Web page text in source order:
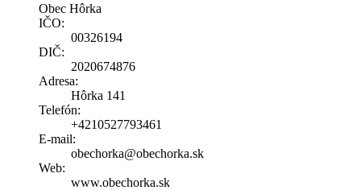
Obec Hôrka
IČO:
00326194
DIČ:
2020674876
Adresa:
Hôrka 141
Telefón:
+4210527793461
E-mail:
obechorka@obechorka.sk
Web:
www.obechorka.sk